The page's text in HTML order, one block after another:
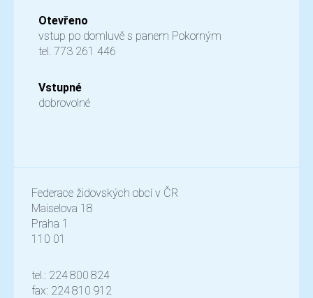
Otevřeno
vstup po domluvě s panem Pokorným
tel. 773 261 446
Vstupné
dobrovolné
Federace židovských obcí v ČR
Maiselova 18
Praha 1
110 01
tel.: 224 800 824
fax: 224 810 912